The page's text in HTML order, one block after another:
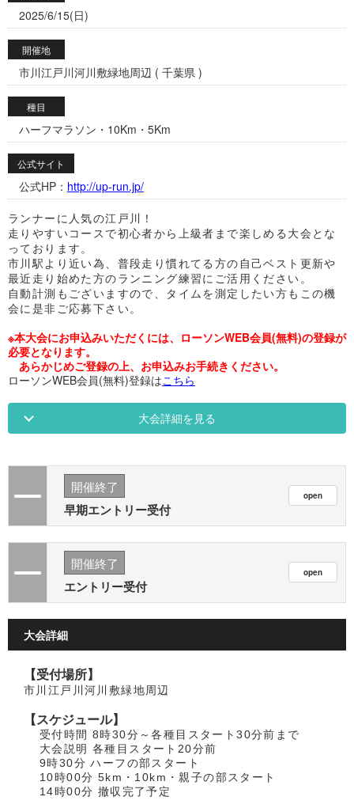
2025/6/15(日)
開催地
市川江戸川河川敷緑地周辺 ( 千葉県 )
種目
ハーフマラソン・10Km・5Km
公式サイト
公式HP： http://up-run.jp/
ランナーに人気の江戸川！
走りやすいコースで初心者から上級者まで楽しめる大会とな
っております。
市川駅より近い為、普段走り慣れてる方の自己ベスト更新や
最近走り始めた方のランニング練習にご活用ください。
自動計測もございますので、タイムを測定したい方もこの機
会に是非ご応募下さい。
※本大会にお申込みいただくには、ローソンWEB会員(無料)の登録が
必要となります。
あらかじめご登録の上、お申込みお手続きください。
ローソンWEB会員(無料)登録はこちら
大会詳細を見る
開催終了
早期エントリー受付
開催終了
エントリー受付
大会詳細
【受付場所】
市川江戸川河川敷緑地周辺
【スケジュール】
受付時間 8時30分～各種目スタート30分前まで
大会説明 各種目スタート20分前
9時30分 ハーフの部スタート
10時00分 5km・10km・親子の部スタート
14時00分 撤収完了予定